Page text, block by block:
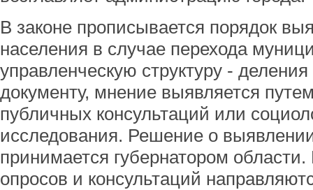
В законе прописывается порядок
населения в случае перехода
управленческую структуру -
документу, мнение выявляется
публичных консультаций или
исследования. Решение о
принимается губернатором
опросов и консультаций